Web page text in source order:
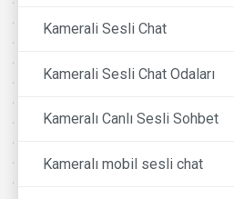
Kamerali Sesli Chat
Kamerali Sesli Chat Odaları
Kameralı Canlı Sesli Sohbet
Kameralı mobil sesli chat